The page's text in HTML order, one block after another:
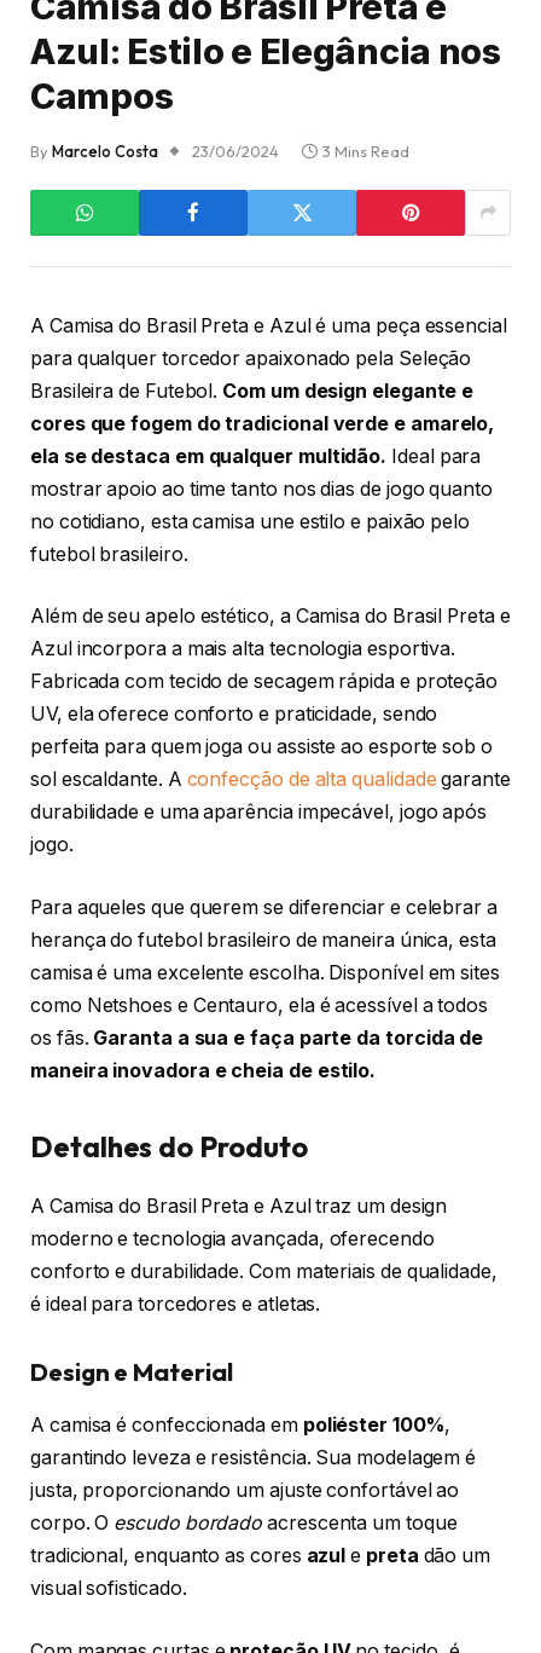
Azul: Estilo e Elegância nos
Campos
ByMarcelo Costa 23/06/2024 3 Mins Read
A Camisa do Brasil Preta e Azul é uma peça essencial
para qualquer torcedor apaixonado pela Seleção
Brasileira de Futebol. Com um design elegante e
cores que fogem do tradicional verde e amarelo,
ela se destaca em qualquer multidão. Ideal para
mostrar apoio ao time tanto nos dias de jogo quanto
no cotidiano, esta camisa une estilo e paixão pelo
futebol brasileiro.
Além de seu apelo estético, a Camisa do Brasil Preta e
Azul incorpora a mais alta tecnologia esportiva.
Fabricada com tecido de secagem rápida e proteção
UV, ela oferece conforto e praticidade, sendo
perfeita para quem joga ou assiste ao esporte sob o
sol escaldante. A confecção de alta qualidade garante
durabilidade e uma aparência impecável, jogo após
jogo.
Para aqueles que querem se diferenciar e celebrar a
herança do futebol brasileiro de maneira única, esta
camisa é uma excelente escolha. Disponível em sites
como Netshoes e Centauro, ela é acessível a todos
os fãs. Garanta a sua e faça parte da torcida de
maneira inovadora e cheia de estilo.
Detalhes do Produto
A Camisa do Brasil Preta e Azul traz um design
moderno e tecnologia avançada, oferecendo
conforto e durabilidade. Com materiais de qualidade,
é ideal para torcedores e atletas.
Design e Material
A camisa é confeccionada em poliéster 100%,
garantindo leveza e resistência. Sua modelagem é
justa, proporcionando um ajuste confortável ao
corpo. O escudo bordado acrescenta um toque
tradicional, enquanto as cores azul e preta dão um
visual sofisticado.